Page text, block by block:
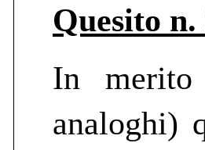
Quesito n.
In
analoghi)